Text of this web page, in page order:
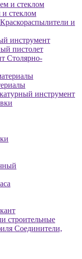
стеклом
Краскораспылители и
инструмент
пистолет
Столярно-
инструмент
строительные
Соединители,